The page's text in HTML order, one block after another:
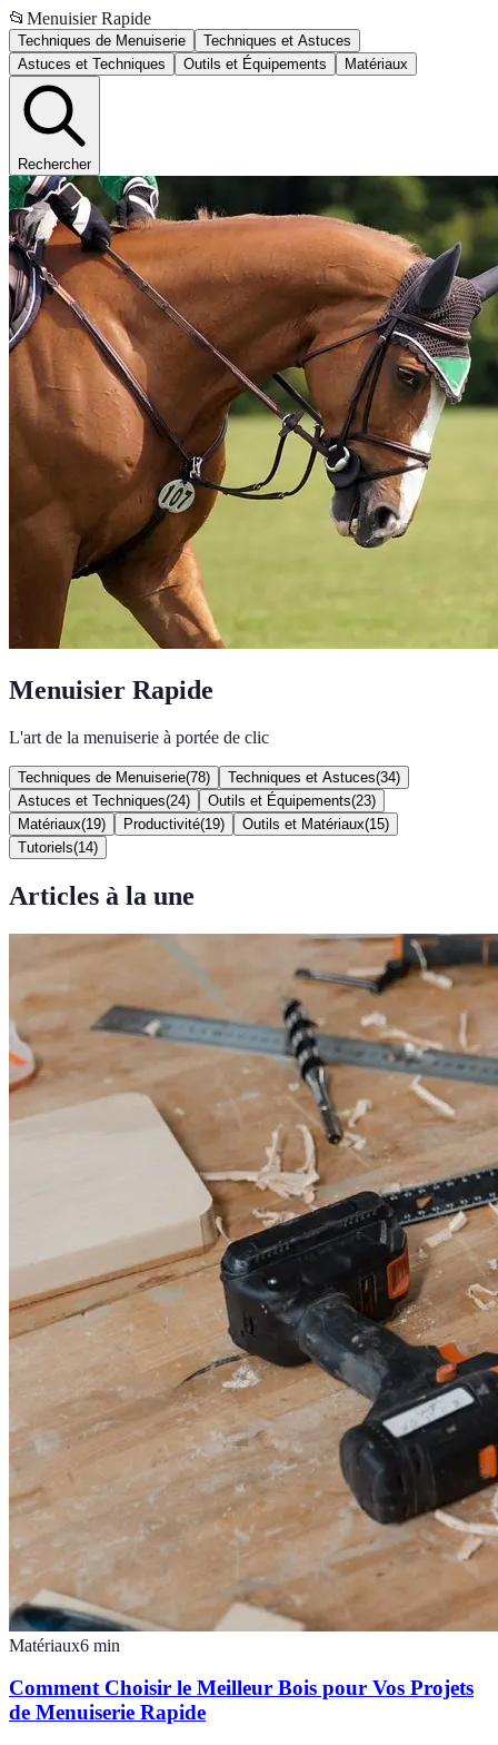
📂 Menuisier Rapide
Techniques de Menuiserie
Techniques et Astuces
Astuces et Techniques
Outils et Équipements Matériaux
Rechercher
Menuisier Rapide
L'art de la menuiserie à portée de clic
Techniques de Menuiserie(78) Techniques et Astuces(34)
Astuces et Techniques(24) Outils et Équipements(23)
Matériaux(19) Productivité(19) Outils et Matériaux(15)
Tutoriels(14)
Articles à la une
Matériaux6 min
Comment Choisir le Meilleur Bois pour Vos Projets
de Menuiserie Rapide